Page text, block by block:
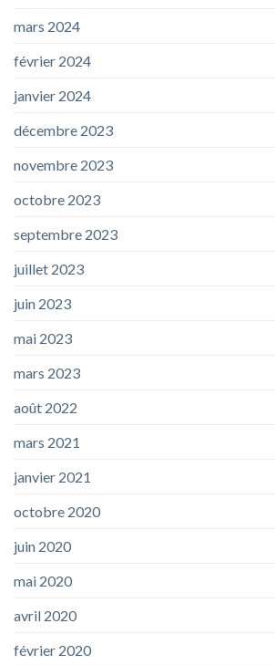
mars 2024
février 2024
janvier 2024
décembre 2023
novembre 2023
octobre 2023
septembre 2023
juillet 2023
juin 2023
mai 2023
mars 2023
août 2022
mars 2021
janvier 2021
octobre 2020
juin 2020
mai 2020
avril 2020
février 2020